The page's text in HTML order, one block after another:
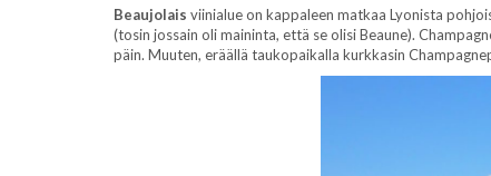
Beaujolais viinialue on kappaleen matkaa Lyonista
(tosin jossain oli maininta, että se olisi Beaune).
päin. Muuten, eräällä taukopaikalla kurkkasin